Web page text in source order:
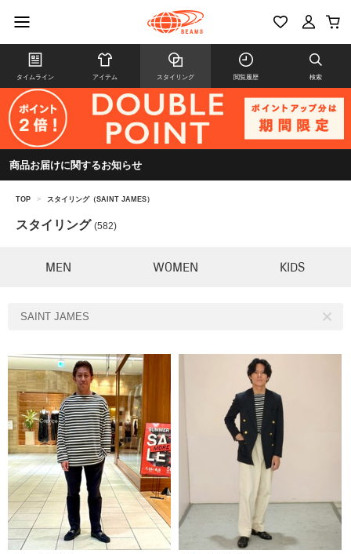
タイムライン アイテム スタイリング 閲覧履歴 検索
商品お届けに関するお知らせ
TOP > スタイリング（SAINT JAMES）
スタイリング (582)
MEN WOMEN KIDS
SAINT JAMES